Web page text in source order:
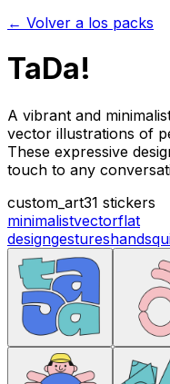
← Volver a los packs
TaDa!
A vibrant and
vector illustrations of
These expressive
touch to any
custom_art31 stickers
minimalistvectorflat
designgestureshands